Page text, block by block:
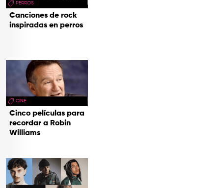
PERROS
Canciones de rock
inspiradas en perros
CINE
Cinco películas para
recordar a Robin
Williams